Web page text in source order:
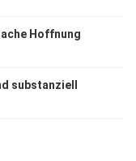
Hoffnung
substanziell